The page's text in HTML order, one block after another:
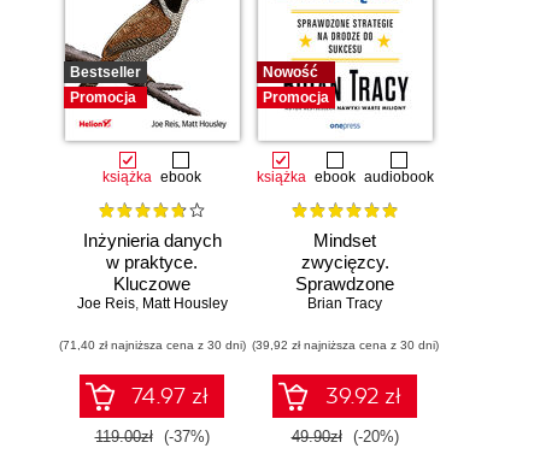
Bestseller
Promocja
książka ebook
Inżynieria danych
w praktyce.
Kluczowe
koncepcje i
technologie
Joe Reis, Matt Housley
(71,40 zł najniższa cena z 30 dni)
74.97 zł
119.00zł (-37%)
Nowość
Promocja
książka ebook audiobook
Mindset
zwycięzcy.
Sprawdzone
strategie na drodze
Brian Tracy
(39,92 zł najniższa cena z 30 dni)
39.92 zł
49.90zł (-20%)